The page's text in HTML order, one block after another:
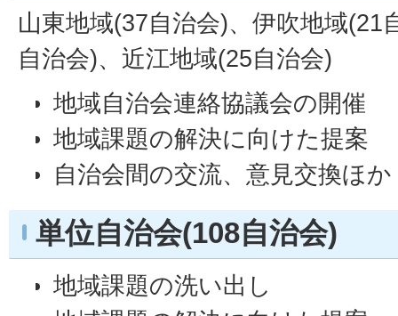
山東地域(37自治会)、伊吹地域(21
自治会)、近江地域(25自治会)
地域自治会連絡協議会の開催
地域課題の解決に向けた提案
自治会間の交流、意見交換ほか
単位自治会(108自治会)
地域課題の洗い出し